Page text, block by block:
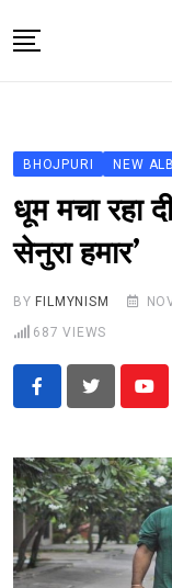
to
TELEVISION
BHOJPURI
NEWS ABTAK
STARRY SIDES
BHOJPURI NEW
धूम मचा रहा
सेनुरा हमार’
BY FILMYNISM
687 VIEWS